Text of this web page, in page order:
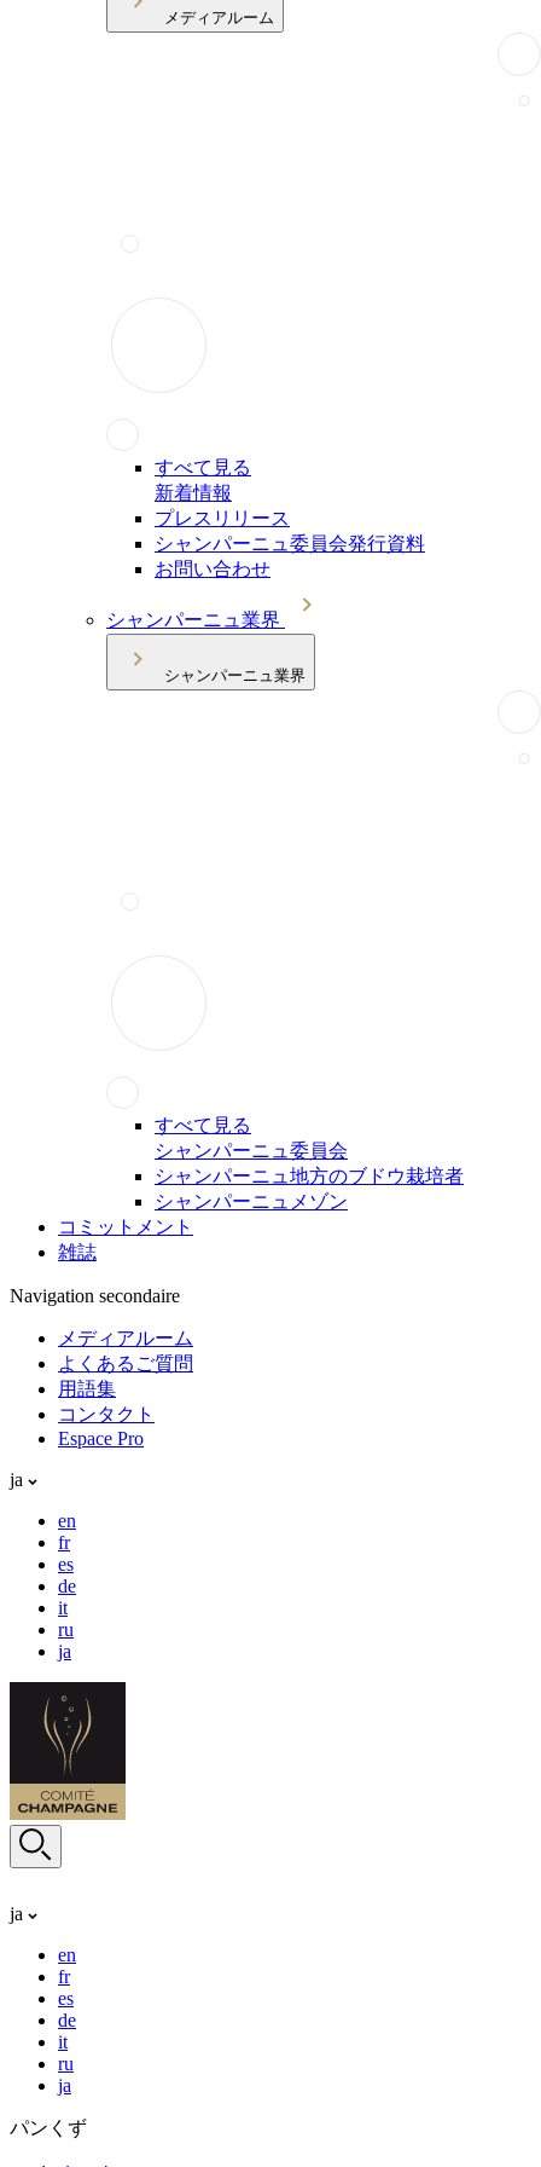
メディアルーム
すべて見る
新着情報
プレスリリース
シャンパーニュ委員会発行資料
お問い合わせ
シャンパーニュ業界
シャンパーニュ業界
すべて見る
シャンパーニュ委員会
シャンパーニュ地方のブドウ栽培者
シャンパーニュメゾン
コミットメント
雑誌
Navigation secondaire
メディアルーム
よくあるご質問
用語集
コンタクト
Espace Pro
ja
en
fr
es
de
it
ru
ja
ja
en
fr
es
de
it
ru
ja
パンくず